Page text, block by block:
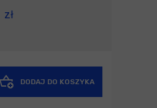
zł
DODAJ DO KOSZYKA